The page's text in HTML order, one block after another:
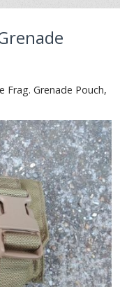
Frag. Grenade Pouch,